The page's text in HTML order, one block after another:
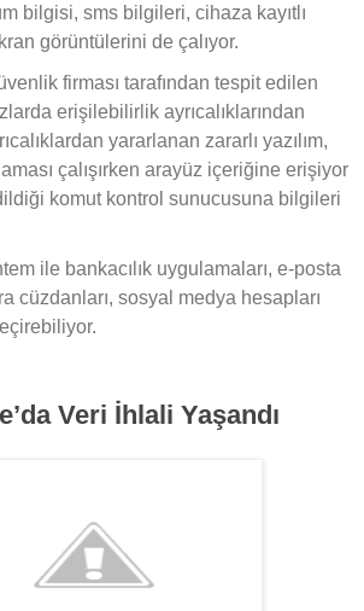
bilgisi, sms bilgileri, cihaza kayıtlı
görüntülerini de çalıyor.
firması tarafından tespit edilen
erişilebilirlik ayrıcalıklarından
yararlanan zararlı yazılım,
çalışırken arayüz içeriğine erişiyor
komut kontrol sunucusuna bilgileri
ile bankacılık uygulamaları, e-posta
cüzdanları, sosyal medya hesapları
Veri İhlali Yaşandı